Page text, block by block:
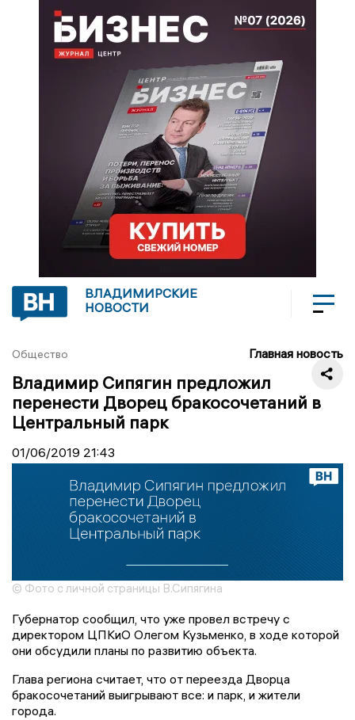
ВЛАДИМИРСКИЕ
НОВОСТИ
Общество Главная новость
Владимир Сипягин предложил
перенести Дворец бракосочетаний в
Центральный парк
01/06/2019 21:43
© Фото с личной страницы В.Сипягина
Губернатор сообщил, что уже провел встречу с
директором ЦПКиО Олегом Кузьменко, в ходе которой
они обсудили планы по развитию объекта.
Глава региона считает, что от переезда Дворца
бракосочетаний выигрывают все: и парк, и жители
города.